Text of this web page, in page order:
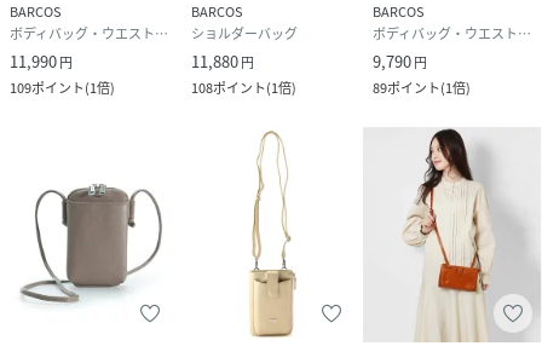
BARCOS
ボディバッグ・ウエストポーチ
11,990円
109ポイント(1倍)
BARCOS
ショルダーバッグ
11,880円
108ポイント(1倍)
BARCOS
ボディバッグ・ウエストポーチ
9,790円
89ポイント(1倍)